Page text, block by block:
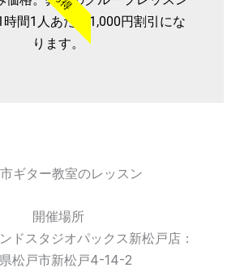
時間1人あたり1,000円割引にな
ります。
ギター教室のレッスン
開催場所
ドスタジオパックス新松戸店：
松戸市新松戸4-14-2